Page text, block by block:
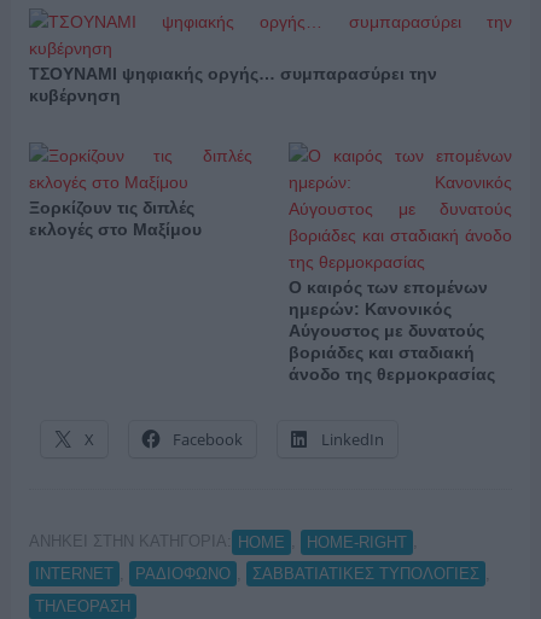
ΤΣΟΥΝΑΜΙ ψηφιακής οργής… συμπαρασύρει την
κυβέρνηση
Ξορκίζουν τις διπλές
εκλογές στο Μαξίμου
Ο καιρός των επομένων
ημερών: Κανονικός
Αύγουστος με δυνατούς
βοριάδες και σταδιακή
άνοδο της θερμοκρασίας
X Facebook LinkedIn
ΑΝΗΚΕΙ ΣΤΗΝ ΚΑΤΗΓΟΡΙΑ: HOME HOME-RIGHT
INTERNET
ΡΑΔΙΟΦΩΝΟ ΣΑΒΒΑΤΙΑΤΙΚΕΣ ΤΥΠΟΛΟΓΙΕΣ
ΤΗΛΕΟΡΑΣΗ